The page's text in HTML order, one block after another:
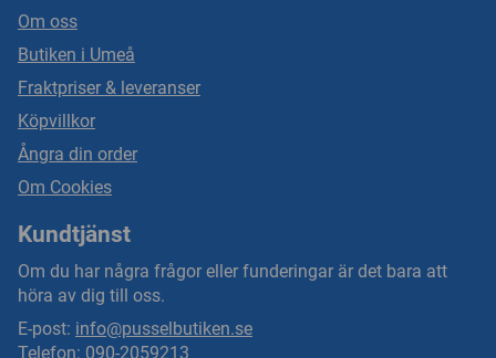
Om oss
Butiken i Umeå
Fraktpriser & leveranser
Köpvillkor
Ångra din order
Om Cookies
Kundtjänst
Om du har några frågor eller funderingar är det bara att
höra av dig till oss.
E-post: info@pusselbutiken.se
Telefon: 090-2059213